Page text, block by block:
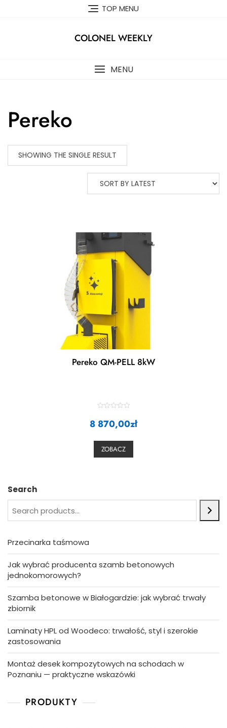
TOP MENU
COLONEL WEEKLY
MENU
Pereko
SHOWING THE SINGLE RESULT
Pereko QM-PELL 8kW
a
t
u
8 870,00zł
ZOBACZ
Search
Przecinarka taśmowa
Jak wybrać producenta szamb betonowych
jednokomorowych?
Szamba betonowe w Białogardzie: jak wybrać trwały
zbiornik
Laminaty HPL od Woodeco: trwałość, styl i szerokie
zastosowania
Montaż desek kompozytowych na schodach w
Poznaniu — praktyczne wskazówki
PRODUKTY